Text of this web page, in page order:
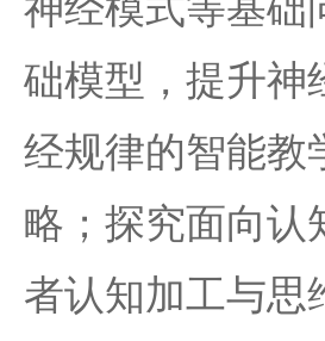
神经模式等基础
础模型，提升神
经规律的智能教
略；探究面向认
者认知加工与思